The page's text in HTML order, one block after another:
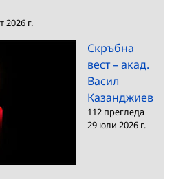
2026 г.
Скръбна
вест – акад.
Васил
Казанджиев
112 прегледа |
29 юли 2026 г.